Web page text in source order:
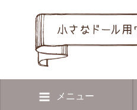
メニュー